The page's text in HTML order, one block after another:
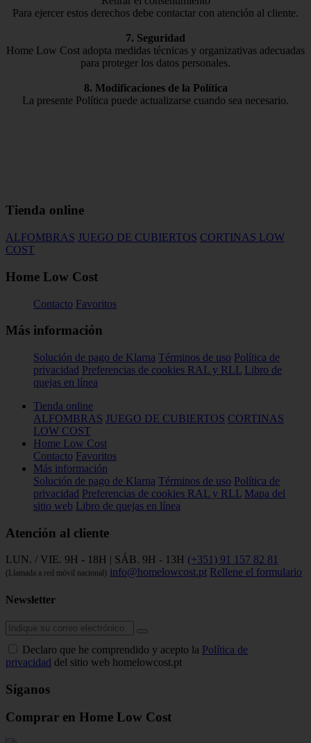
Para ejercer estos derechos debe contactar con atención al cliente.
7. Seguridad
Home Low Cost adopta medidas técnicas y organizativas adecuadas
para proteger los datos personales.
8. Modificaciones de la Política
La presente Política puede actualizarse cuando sea necesario.
Tienda online
ALFOMBRAS JUEGO DE CUBIERTOS CORTINAS LOW
COST
Home Low Cost
Contacto Favoritos
Más información
Solución de pago de Klarna Términos de uso Política de
privacidad Preferencias de cookies RAL y RLL Libro de
quejas en línea
Tienda online
ALFOMBRAS JUEGO DE CUBIERTOS CORTINAS
LOW COST
Home Low Cost
Contacto Favoritos
Más información
Solución de pago de Klarna Términos de uso Política de
privacidad Preferencias de cookies RAL y RLL Mapa del
sitio web Libro de quejas en línea
Atención al cliente
LUN. / VIE. 9H - 18H | SÁB. 9H - 13H (+351) 91 157 82 81
(Llamada a red móvil nacional) info@homelowcost.pt Rellene el formulario
Newsletter
Declaro que he comprendido y acepto la Política de
privacidad del sitio web homelowcost.pt
Síganos
Comprar en Home Low Cost